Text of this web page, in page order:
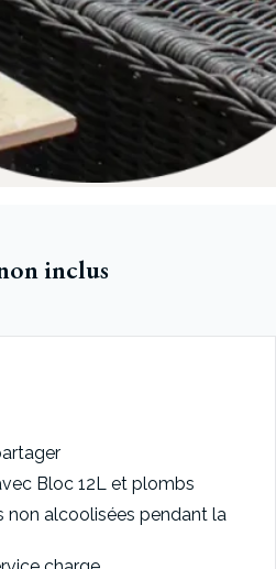
inclus
Bloc 12L et plombs
non alcoolisées pendant la